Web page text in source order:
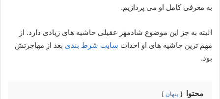
به معرفی کامل او می پردازیم.
البته به جز این موضوع شادمهر عقیلی حاشیه های زیادی دارد. از
مهم ترین حاشیه های او احداث سایت شرط بندی بعد از مهاجرتش
بود.
محتوا پنهان